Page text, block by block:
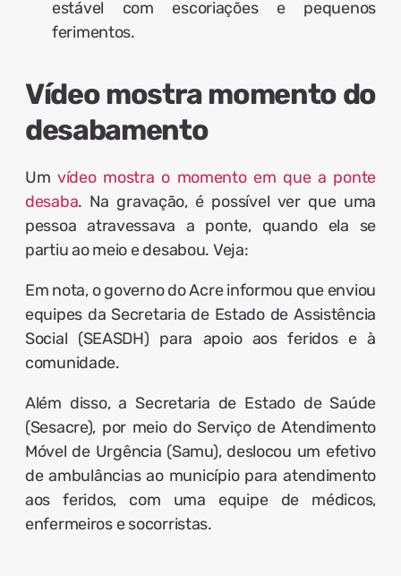
estável com escoriações e pequenos
ferimentos.
Vídeo mostra momento do
desabamento
Um vídeo mostra o momento em que a ponte
desaba. Na gravação, é possível ver que uma
pessoa atravessava a ponte, quando ela se
partiu ao meio e desabou. Veja:
Em nota, o governo do Acre informou que enviou
equipes da Secretaria de Estado de Assistência
Social (SEASDH) para apoio aos feridos e à
comunidade.
Além disso, a Secretaria de Estado de Saúde
(Sesacre), por meio do Serviço de Atendimento
Móvel de Urgência (Samu), deslocou um efetivo
de ambulâncias ao município para atendimento
aos feridos, com uma equipe de médicos,
enfermeiros e socorristas.